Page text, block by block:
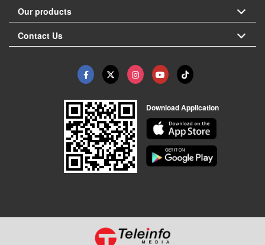
Our products
Contact Us
Download Application